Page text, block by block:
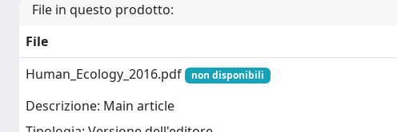
File in questo prodotto:
File
Human_Ecology_2016.pdf
non disponibili
Descrizione: Main article